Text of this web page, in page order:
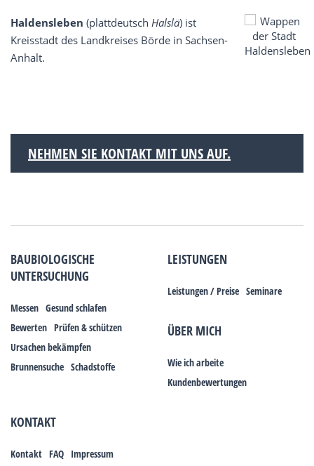
Haldensleben (plattdeutsch Halslä) ist
Kreisstadt des Landkreises Börde in Sachsen-
Anhalt.
NEHMEN SIE KONTAKT MIT UNS AUF.
BAUBIOLOGISCHE
UNTERSUCHUNG
Messen Gesund schlafen
Bewerten Prüfen & schützen
Ursachen bekämpfen
Brunnensuche Schadstoffe
LEISTUNGEN
Leistungen / Preise Seminare
ÜBER MICH
Wie ich arbeite
Kundenbewertungen
KONTAKT
Kontakt FAQ Impressum